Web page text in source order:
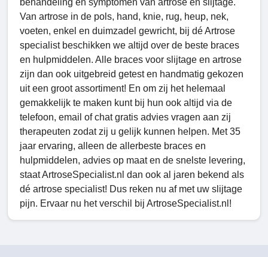
behandeling en symptomen van artrose en slijtage.
Van artrose in de pols, hand, knie, rug, heup, nek,
voeten, enkel en duimzadel gewricht, bij dé Artrose
specialist beschikken we altijd over de beste braces
en hulpmiddelen. Alle braces voor slijtage en artrose
zijn dan ook uitgebreid getest en handmatig gekozen
uit een groot assortiment! En om zij het helemaal
gemakkelijk te maken kunt bij hun ook altijd via de
telefoon, email of chat gratis advies vragen aan zij
therapeuten zodat zij u gelijk kunnen helpen. Met 35
jaar ervaring, alleen de allerbeste braces en
hulpmiddelen, advies op maat en de snelste levering,
staat ArtroseSpecialist.nl dan ook al jaren bekend als
dé artrose specialist! Dus reken nu af met uw slijtage
pijn. Ervaar nu het verschil bij ArtroseSpecialist.nl!